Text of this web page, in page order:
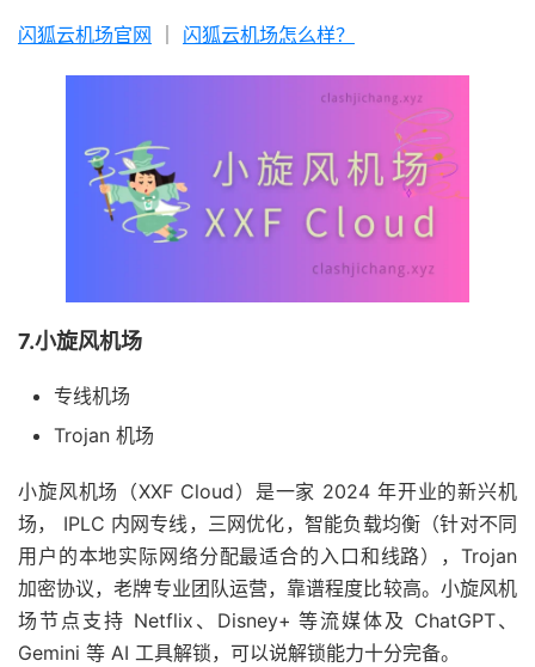
闪狐云机场官网 闪狐云机场怎么样？
7.小旋风机场
专线机场
Trojan 机场
小旋风机场（XXF Cloud）是一家 2024 年开业的新兴机
场， IPLC 内网专线，三网优化，智能负载均衡（针对不同
用户的本地实际网络分配最适合的入口和线路），Trojan
加密协议，老牌专业团队运营，靠谱程度比较高。小旋风机
场节点支持 Netflix、Disney+ 等流媒体及 ChatGPT、
Gemini 等 AI 工具解锁，可以说解锁能力十分完备。